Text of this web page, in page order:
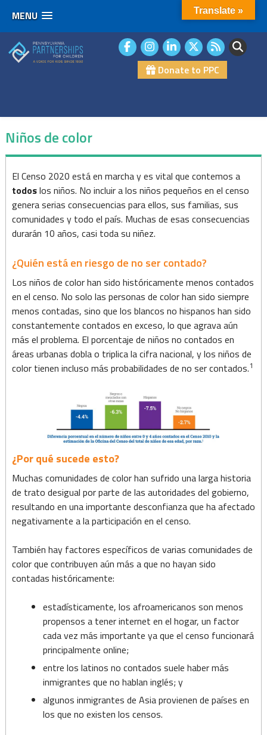
MENU
to
content
Donate to PPC
Niños de color
Niños
de
color
El Censo 2020 está en marcha y es vital que contemos a
todoslos niños. No incluir a los niños pequeños en el censo
genera serias consecuencias para ellos, sus familias, sus
comunidades y todo el país. Muchas de esas consecuencias
durarán 10 años, casi toda su niñez.
¿Quién está en riesgo de no ser contado?
Los niños de color han sido históricamente menos contados
en el censo. No solo las personas de color han sido siempre
menos contadas, sino que los blancos no hispanos han sido
constantemente contados en exceso, lo que agrava aún
más el problema. El porcentaje de niños no contados en
áreas urbanas dobla o triplica la cifra nacional, y los niños de
color tienen incluso más probabilidades de no ser contados.1
¿Por qué sucede esto?
Muchas comunidades de color han sufrido una larga historia
de trato desigual por parte de las autoridades del gobierno,
resultando en una importante desconfianza que ha afectado
negativamente a la participación en el censo.
También hay factores específicos de varias comunidades de
color que contribuyen aún más a que no hayan sido
contadas históricamente:
estadísticamente, los afroamericanos son menos
propensos a tener internet en el hogar, un factor
cada vez más importante ya que el censo funcionará
principalmente online;
entre los latinos no contados suele haber más
inmigrantes que no hablan inglés; y
algunos inmigrantes de Asia provienen de países en
los que no existen los censos.
Translate »